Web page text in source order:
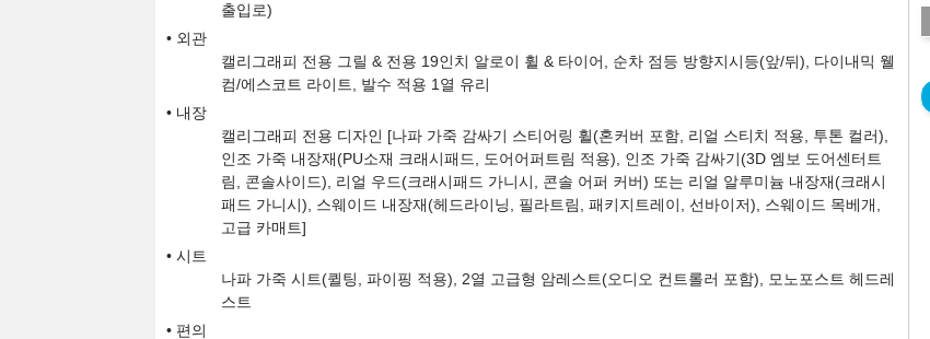
출입로)
외관
캘리그래피 전용 그릴 & 전용 19인치 알로이 휠 & 타이어, 순차 점등 방향지시등(앞/뒤), 다이내믹 웰
컴/에스코트 라이트, 발수 적용 1열 유리
내장
캘리그래피 전용 디자인 [나파 가죽 감싸기 스티어링 휠(혼커버 포함, 리얼 스티치 적용, 투톤 컬러),
인조 가죽 내장재(PU소재 크래시패드, 도어어퍼트림 적용), 인조 가죽 감싸기(3D 엠보 도어센터트
림, 콘솔사이드), 리얼 우드(크래시패드 가니시, 콘솔 어퍼 커버) 또는 리얼 알루미늄 내장재(크래시
패드 가니시), 스웨이드 내장재(헤드라이닝, 필라트림, 패키지트레이, 선바이저), 스웨이드 목베개,
고급 카매트]
시트
나파 가죽 시트(퀼팅, 파이핑 적용), 2열 고급형 암레스트(오디오 컨트롤러 포함), 모노포스트 헤드레
스트
편의